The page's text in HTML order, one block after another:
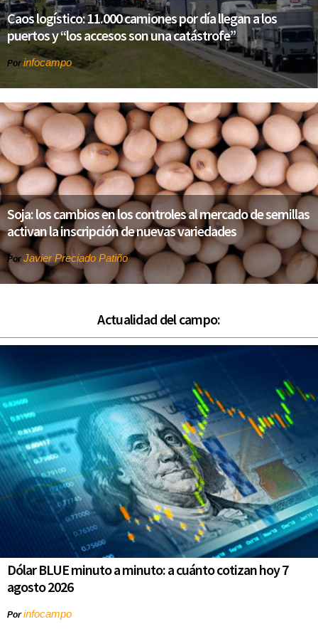
Caos logístico: 11.000 camiones por día llegan a los
puertos y “los accesos son una catástrofe”
Por infocampo
Soja: los cambios en los controles al mercado de semillas
activan la inscripción de nuevas variedades
Por Javier Preciado Patiño
Actualidad del campo:
Dólar BLUE minuto a minuto: a cuánto cotizan hoy 7
agosto 2026
Porinfocampo